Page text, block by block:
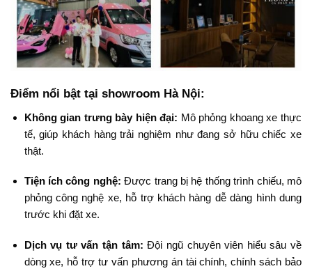
Điểm nổi bật tại showroom Hà Nội:
Không gian trưng bày hiện đại: Mô phỏng khoang xe thực
tế, giúp khách hàng trải nghiệm như đang sở hữu chiếc xe
thật.
Tiện ích công nghệ: Được trang bị hệ thống trình chiếu, mô
phỏng công nghệ xe, hỗ trợ khách hàng dễ dàng hình dung
trước khi đặt xe.
Dịch vụ tư vấn tận tâm: Đội ngũ chuyên viên hiểu sâu về
dòng xe, hỗ trợ tư vấn phương án tài chính, chính sách bảo